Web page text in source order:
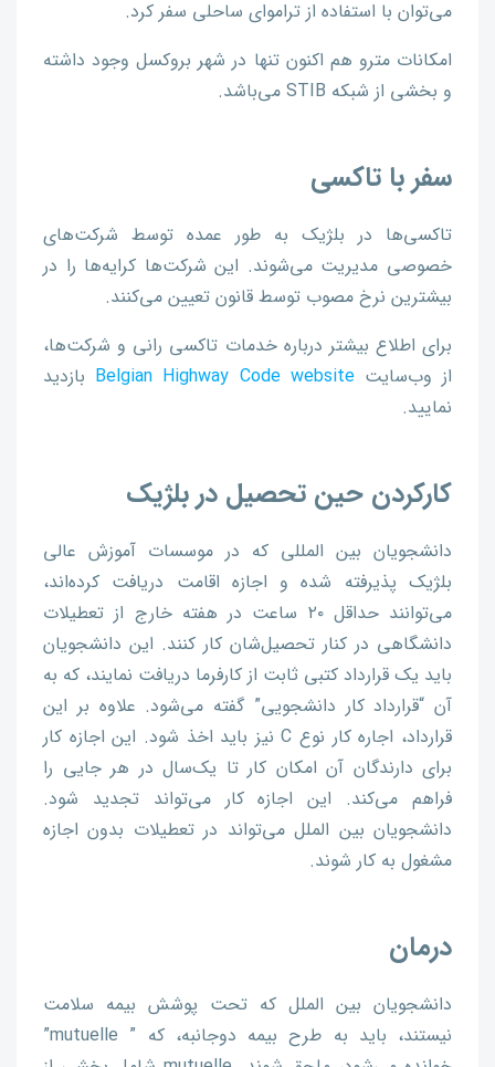
می‌توان با استفاده از تراموای ساحلی سفر کرد.
امکانات مترو هم اکنون تنها در شهر بروکسل وجود داشته
و بخشی از شبکه STIB می‌باشد.
سفر با تاکسی
تاکسی‌ها در بلژیک به طور عمده توسط شرکت‌های
خصوصی مدیریت می‌شوند. این شرکت‌ها کرایه‌ها را در
بیشترین نرخ مصوب توسط قانون تعیین می‌کنند.
برای اطلاع بیشتر درباره خدمات تاکسی رانی و شرکت‌ها،
از وب‌سایتBelgian Highway Code website بازدید
نمایید.
کار‌کردن حین تحصیل در بلژیک
دانشجویان بین المللی که در موسسات آموزش عالی
بلژیک پذیرفته شده و اجازه اقامت دریافت کرده‌اند،
می‌توانند حداقل ۲۰ ساعت در هفته خارج از تعطیلات
دانشگاهی در کنار تحصیل‌شان کار کنند. این دانشجویان
باید یک قرارداد کتبی ثابت از کارفرما دریافت نمایند، که به
آن “قرارداد کار دانشجویی” گفته می‌شود. علاوه بر این
قرارداد، اجاره کار نوع C نیز باید اخذ شود. این اجازه کار
برای دارندگان آن امکان کار تا یک‌سال در هر جایی را
فراهم می‌کند. این اجازه کار می‌تواند تجدید شود.
دانشجویان بین الملل می‌تواند در تعطیلات بدون اجازه
مشغول به کار شوند.
درمان
دانشجویان بین الملل که تحت پوشش بیمه سلامت
نیستند، باید به طرح بیمه دوجانبه، که ” mutuelle”